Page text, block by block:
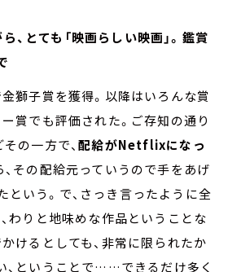
とても「映画らしい映画」。鑑賞
獅子賞を獲得。以降はいろんな賞
賞でも評価された。ご存知の通り
の一方で、配給がNetflixになっ
その配給元っていうので手をあげ
いう。で、さっき言ったように全
わりと地味めな作品ということな
けるとしても、非常に限られたか
、ということで……できるだけ多く